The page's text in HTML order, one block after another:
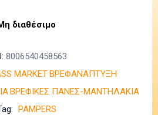
διαθέσιμο
8006540458563
MARKETΒΡΕΦΑΝΑΠΤΥΞΗ
ΒΡΕΦΙΚΕΣ ΠΑΝΕΣ-ΜΑΝΤΗΛΑΚΙΑ
PAMPERS